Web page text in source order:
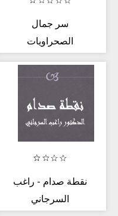
سر جمال
الصحراويات
نقطة صدام - راغب
السرجاني